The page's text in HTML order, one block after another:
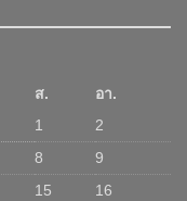
ส.
อา.
1
2
8
9
15
16